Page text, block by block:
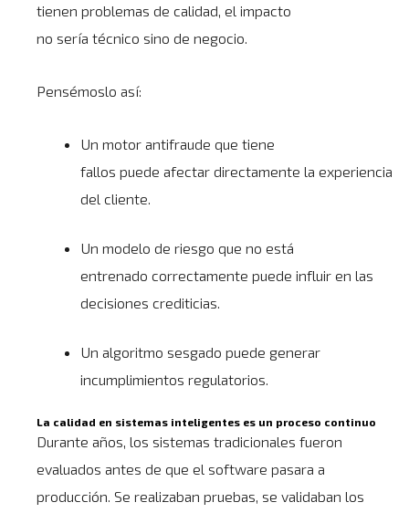
tienen problemas de calidad, el impacto
no sería técnico sino de negocio.
Pensémoslo así:
Un motor antifraude que tiene
fallos puede afectar directamente la experiencia
del cliente.
Un modelo de riesgo que no está
entrenado correctamente puede influir en las
decisiones crediticias.
Un algoritmo sesgado puede generar
incumplimientos regulatorios.
La calidad en sistemas inteligentes es un proceso continuo
Durante años, los sistemas tradicionales fueron
evaluados antes de que el software pasara a
producción. Se realizaban pruebas, se validaban los